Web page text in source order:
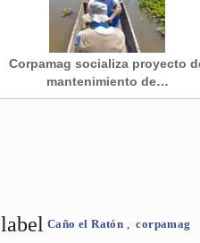
Corpamag socializa proyecto
mantenimiento de…
label Caño el Ratón , corpamag